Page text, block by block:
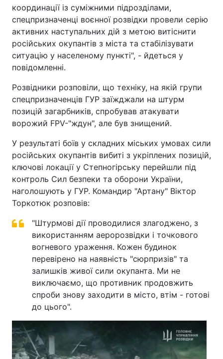
координації із суміжними підрозділами,
спецпризначенці воєнної розвідки провели серію
активних наступальних дій з метою витіснити
російських окупантів з міста та стабілізувати
ситуацію у населеному пункті", - йдеться у
повідомленні.
Розвідники розповіли, що техніку, на якій групи
спецпризначенців ГУР заїжджали на штурм
позицій загарбників, спробував атакувати
ворожий FPV-"ждун", але був знищений.
У результаті боїв у складних міських умовах сили
російських окупантів вибиті з укріплених позицій,
ключові локації у Степногірську перейшли під
контроль Сил безпеки та оборони України,
наголошують у ГУР. Командир "Артану" Віктор
Торкотюк розповів:
"Штурмові дії проводилися злагоджено, з
використанням аеророзвідки і точкового
вогневого ураження. Кожен будинок
перевірено на наявність "сюрпризів" та
залишків живої сили окупанта. Ми не
виключаємо, що противник продовжить
спроби знову заходити в місто, втім - готові
до цього".